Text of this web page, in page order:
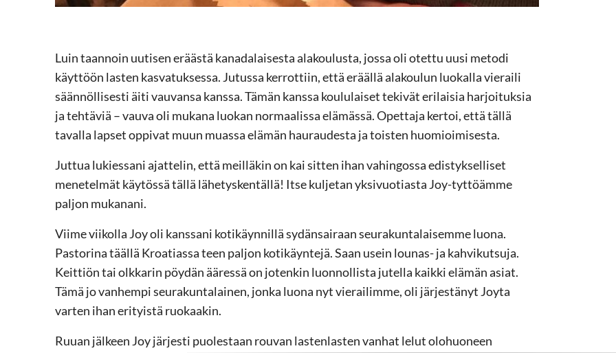
Luin taannoin uutisen eräästä kanadalaisesta alakoulusta, jossa oli otettu uusi metodi
käyttöön lasten kasvatuksessa. Jutussa kerrottiin, että eräällä alakoulun luokalla vieraili
säännöllisesti äiti vauvansa kanssa. Tämän kanssa koululaiset tekivät erilaisia harjoituksia
ja tehtäviä – vauva oli mukana luokan normaalissa elämässä. Opettaja kertoi, että tällä
tavalla lapset oppivat muun muassa elämän hauraudesta ja toisten huomioimisesta.
Juttua lukiessani ajattelin, että meilläkin on kai sitten ihan vahingossa edistykselliset
menetelmät käytössä tällä lähetyskentällä! Itse kuljetan yksivuotiasta Joy-tyttöämme
paljon mukanani.
Viime viikolla Joy oli kanssani kotikäynnillä sydänsairaan seurakuntalaisemme luona.
Pastorina täällä Kroatiassa teen paljon kotikäyntejä. Saan usein lounas- ja kahvikutsuja.
Keittiön tai olkkarin pöydän ääressä on jotenkin luonnollista jutella kaikki elämän asiat.
Tämä jo vanhempi seurakuntalainen, jonka luona nyt vierailimme, oli järjestänyt Joyta
varten ihan erityistä ruokaakin.
Ruuan jälkeen Joy järjesti puolestaan rouvan lastenlasten vanhat lelut olohuoneen